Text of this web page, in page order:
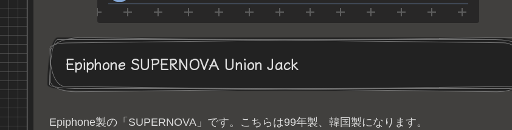
Epiphone SUPERNOVA Union Jack
Epiphone製の「SUPERNOVA」です。こちらは99年製、韓国製になります。